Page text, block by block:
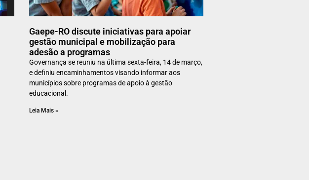
Gaepe-RO discute iniciativas para apoiar
gestão municipal e mobilização para
adesão a programas
Governança se reuniu na última sexta-feira, 14 de março,
e definiu encaminhamentos visando informar aos
municípios sobre programas de apoio à gestão
educacional.
Leia Mais »